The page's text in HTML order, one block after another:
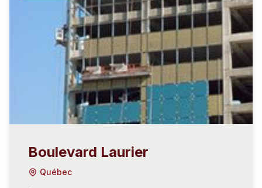
Boulevard Laurier
Québec